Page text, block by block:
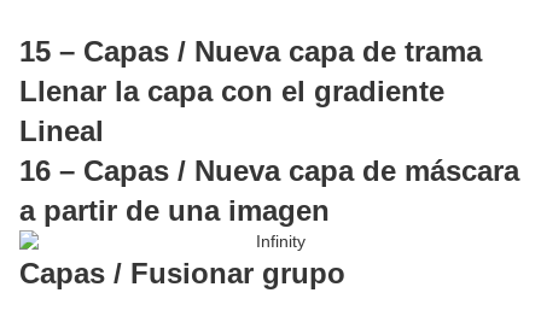
15 – Capas / Nueva capa de trama
Llenar la capa con el gradiente
Lineal
16 – Capas / Nueva capa de máscara
a partir de una imagen
Capas / Fusionar grupo